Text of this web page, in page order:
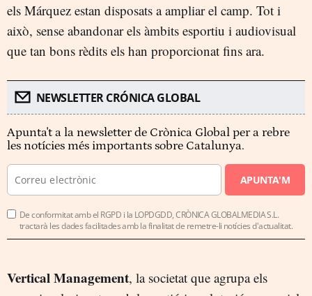
els Márquez estan disposats a ampliar el camp. Tot i
això, sense abandonar els àmbits esportiu i audiovisual
que tan bons rèdits els han proporcionat fins ara.
NEWSLETTER CRÓNICA GLOBAL
Apunta't a la newsletter de Crònica Global per a rebre
les notícies més importants sobre Catalunya.
APUNTA'M
De conformitat amb el RGPD i la LOPDGDD, CRÒNICA GLOBALMEDIA S.L.
tractarà les dades facilitades amb la finalitat de remetre-li notícies d'actualitat.
Vertical Management, la societat que agrupa els